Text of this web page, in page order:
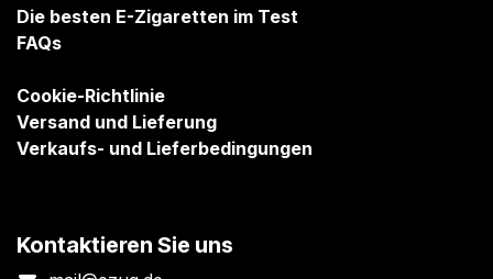
Die besten E-Zigaretten im Test
FAQs
Cookie-Richtlinie
Versand und Lieferung
Verkaufs- und Lieferbedingungen
Kontaktieren Sie uns